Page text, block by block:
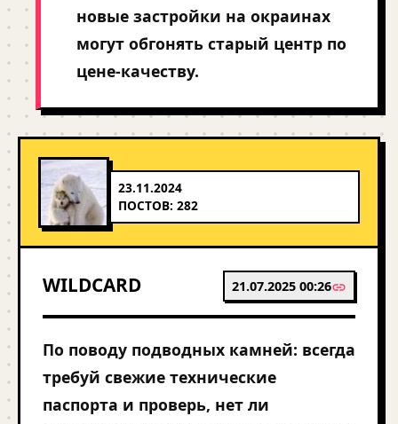
новые застройки на окраинах
могут обгонять старый центр по
цене-качеству.
23.11.2024
ПОСТОВ: 282
WILDCARD 21.07.2025 00:26
По поводу подводных камней: всегда
требуй свежие технические
паспорта и проверь, нет ли